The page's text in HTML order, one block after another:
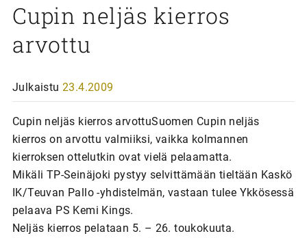
Cupin neljäs kierros
arvottu
Julkaistu 23.4.2009
Cupin neljäs kierros arvottuSuomen Cupin neljäs
kierros on arvottu valmiiksi, vaikka kolmannen
kierroksen ottelutkin ovat vielä pelaamatta.
Mikäli TP-Seinäjoki pystyy selvittämään tieltään Kaskö
IK/Teuvan Pallo -yhdistelmän, vastaan tulee Ykkösessä
pelaava PS Kemi Kings.
Neljäs kierros pelataan 5. – 26. toukokuuta.